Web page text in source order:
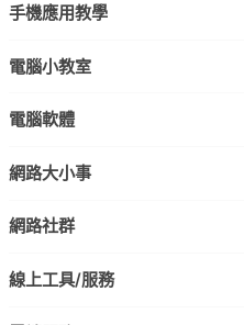
手機應用教學
電腦小教室
電腦軟體
網路大小事
網路社群
線上工具/服務